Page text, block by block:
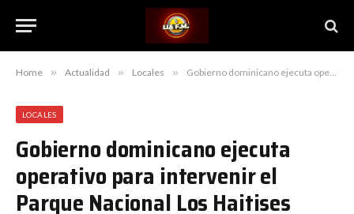
Home » Actualidad » Locales » Gobierno dominicano ejecuta operativo para intervenir el Parque Nacional Los Haitises contra deforestación, depredación del medio ambiente, incendios forestales y el conuquismo
LOCALES
Gobierno dominicano ejecuta
operativo para intervenir el
Parque Nacional Los Haitises